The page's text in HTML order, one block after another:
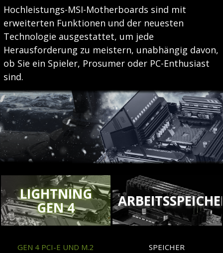
Hochleistungs-MSI-Motherboards sind mit
erweiterten Funktionen und der neuesten
Technologie ausgestattet, um jede
Herausforderung zu meistern, unabhängig davon,
ob Sie ein Spieler, Prosumer oder PC-Enthusiast
sind.
LIGHTNING
GEN 4
GEN 4 PCI-E UND M.2 SPEICHER